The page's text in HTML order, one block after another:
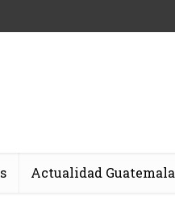
Actualidad Guatemala